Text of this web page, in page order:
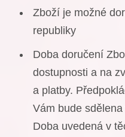
Zboží je možné
republiky
Doba doručení
dostupnosti a na
a platby.
Vám bude
Doba uvedená v